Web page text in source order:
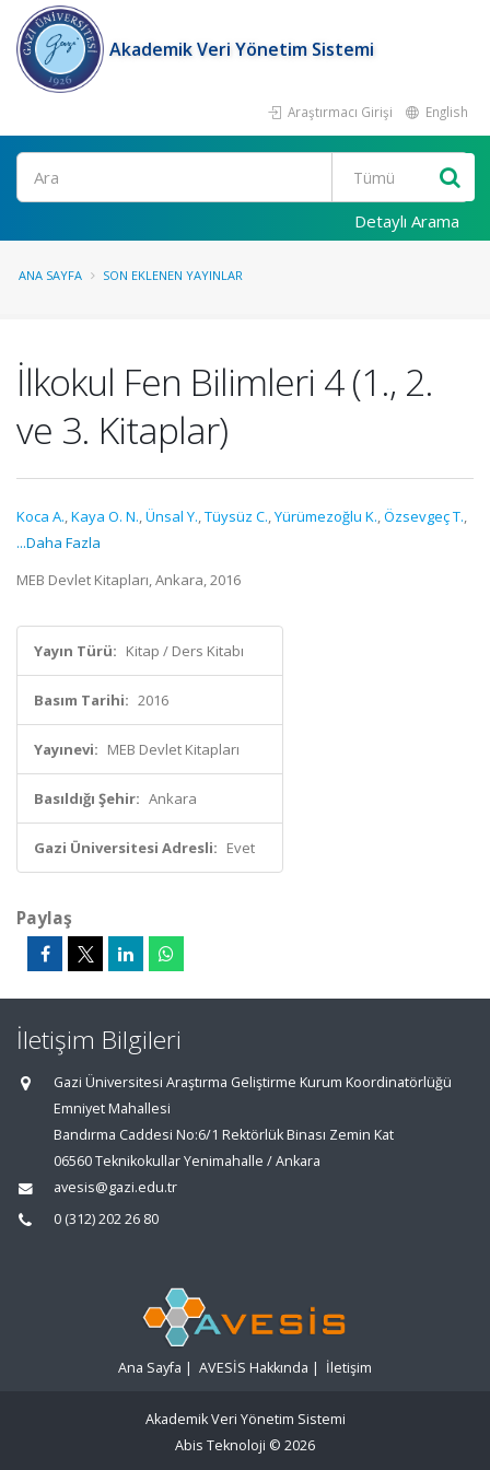
Akademik Veri Yönetim Sistemi
Araştırmacı Girişi English
Ara
Detaylı Arama
ANA SAYFA SON EKLENEN YAYINLAR
İlkokul Fen Bilimleri 4 (1., 2.
ve 3. Kitaplar)
Koca A.,Kaya O. N.,Ünsal Y.,Tüysüz C.,Yürümezoğlu K.,Özsevgeç T.,
...Daha Fazla
MEB Devlet Kitapları, Ankara, 2016
Yayın Türü: Kitap / Ders Kitabı
Basım Tarihi: 2016
Yayınevi: MEB Devlet Kitapları
Basıldığı Şehir: Ankara
Gazi Üniversitesi Adresli: Evet
Paylaş
İletişim Bilgileri
Gazi Üniversitesi Araştırma Geliştirme Kurum Koordinatörlüğü
Emniyet Mahallesi
Bandırma Caddesi No:6/1 Rektörlük Binası Zemin Kat
06560 Teknikokullar Yenimahalle / Ankara
avesis@gazi.edu.tr
0 (312) 202 26 80
Ana Sayfa | AVESİS Hakkında | İletişim
Akademik Veri Yönetim Sistemi
Abis Teknoloji © 2026